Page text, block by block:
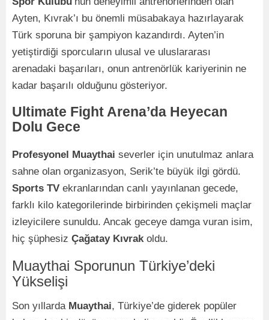
Ayten, Kıvrak’ı bu önemli müsabakaya hazırlayarak
Türk sporuna bir şampiyon kazandırdı. Ayten’in
yetiştirdiği sporcuların ulusal ve uluslararası
arenadaki başarıları, onun antrenörlük kariyerinin ne
kadar başarılı olduğunu gösteriyor.
Ultimate Fight Arena’da Heyecan
Dolu Gece
Profesyonel Muaythai severler için unutulmaz anlara
sahne olan organizasyon, Serik’te büyük ilgi gördü.
Sports TV ekranlarından canlı yayınlanan gecede,
farklı kilo kategorilerinde birbirinden çekişmeli maçlar
izleyicilere sunuldu. Ancak geceye damga vuran isim,
hiç şüphesiz Çağatay Kıvrak oldu.
Muaythai Sporunun Türkiye’deki
Yükselişi
Son yıllarda Muaythai, Türkiye’de giderek popüler